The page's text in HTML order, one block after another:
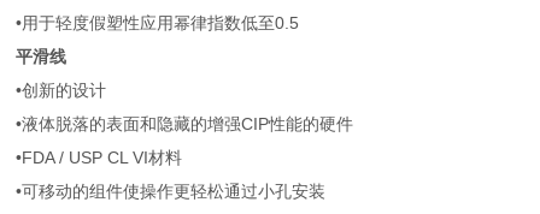
•用于轻度假塑性应用幂律指数低至0.5
平滑线
•创新的设计
•液体脱落的表面和隐藏的增强CIP性能的硬件
•FDA / USP CL VI材料
•可移动的组件使操作更轻松通过小孔安装